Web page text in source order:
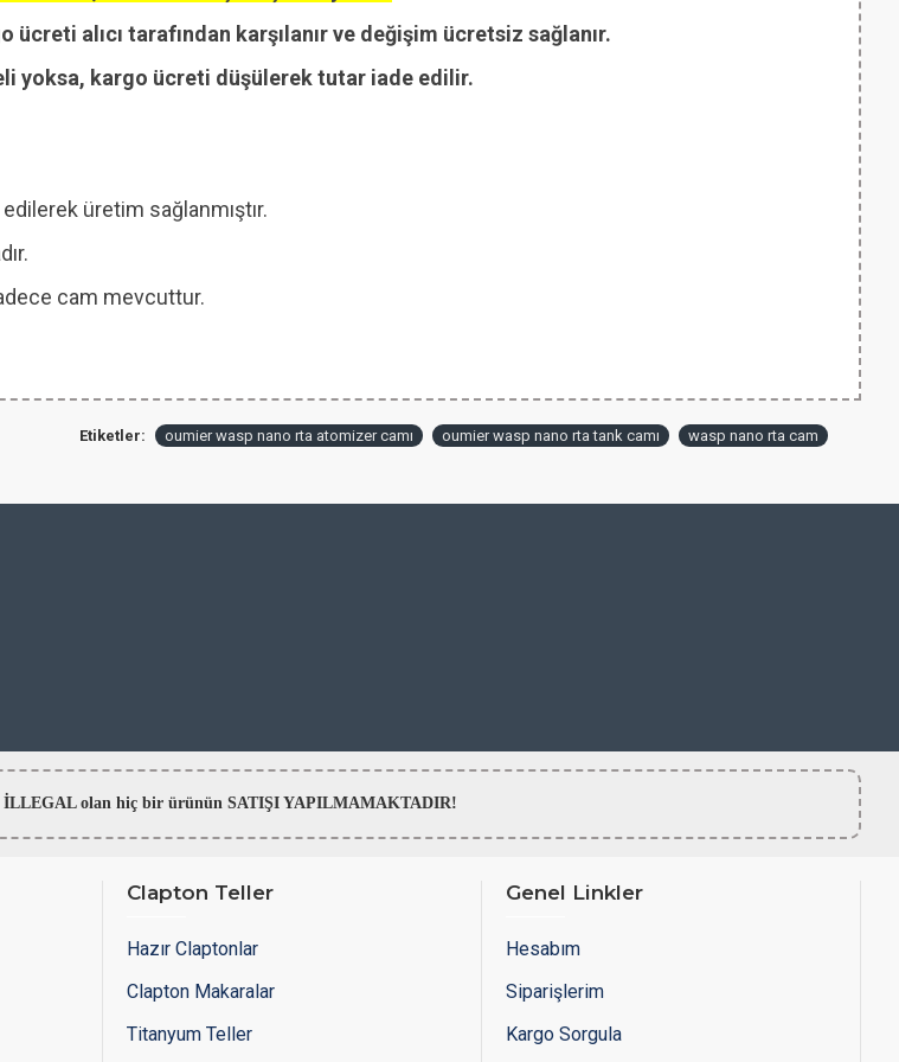
ücreti alıcı tarafından karşılanır ve değişim ücretsiz sağlanır.
yoksa, kargo ücreti düşülerek tutar iade edilir.
üretim sağlanmıştır.
cam mevcuttur.
Etiketler: oumier wasp nano rta atomizer camı oumier wasp nano rta tank camı wasp nano rta cam
İLLEGAL olan hiç bir ürünün SATIŞI YAPILMAMAKTADIR!
Clapton Teller
Hazır Claptonlar
Clapton Makaralar
Titanyum Teller
Genel Linkler
Hesabım
Siparişlerim
Kargo Sorgula